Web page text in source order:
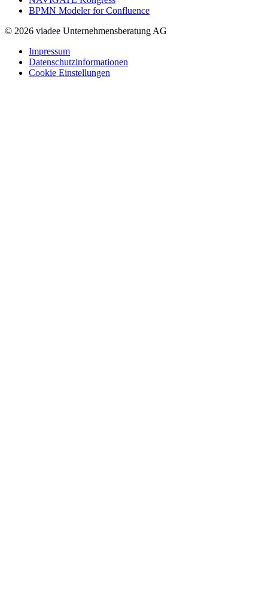
BPMN Modeler for Confluence
© 2026 viadee Unternehmensberatung AG
Impressum
Datenschutzinformationen
Cookie Einstellungen